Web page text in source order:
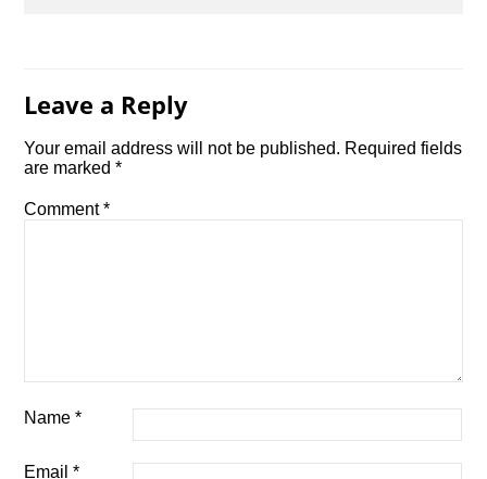
Leave a Reply
Your email address will not be published. Required fields
are marked*
Comment*
Name*
Email*